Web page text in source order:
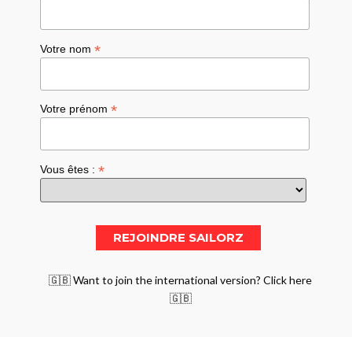
Votre nom*
Votre prénom*
Vous êtes :*
🇬🇧 Want to join the international version? Click here
🇬🇧